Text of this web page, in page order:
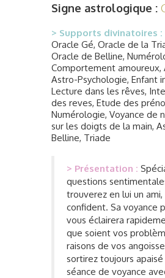
Signe astrologique :
> Supports divinatoires :
Oracle Gé, Oracle de la
Oracle de Belline,
Comportement amoureux,
Astro-Psychologie, Enfant
Lecture dans les rêves,
des reves, Etude des
Numérologie, Voyance de
sur les doigts de la main,
Belline, Triade
> Présentation :
questions
trouverez en lui un ami,
confident. Sa voyance
vous éclairera
que soient vos
raisons de vos
sortirez toujours apaisé
séance de voyance